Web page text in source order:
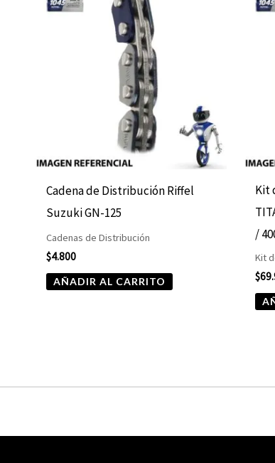
Cadena de Distribución Riffel
Suzuki GN-125
Cadenas de Distribución
$4.800
AÑADIR AL CARRITO
Kit
/
Kit
$